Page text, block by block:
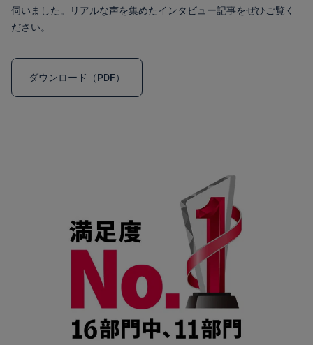
伺いました。リアルな声を集めたインタビュー記事をぜひご覧く
ださい。
ダウンロード（PDF）